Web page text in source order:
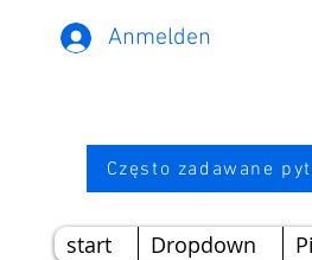
Anmelden
Często zadawane
start Dropdown